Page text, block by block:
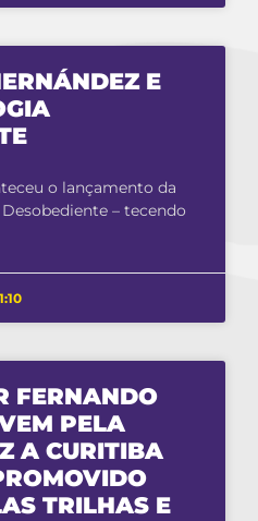
E
o lançamento da
– tecendo
FERNANDO
PELA
A CURITIBA
TRILHAS E